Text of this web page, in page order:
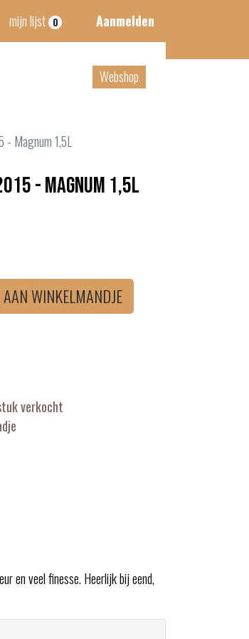
mijn lijst 0 Aanmelden
Webshop
Magnum 1,5L
- Magnum 1,5L
AAN WINKELMANDJE
verkocht
en veel finesse. Heerlijk bij eend,